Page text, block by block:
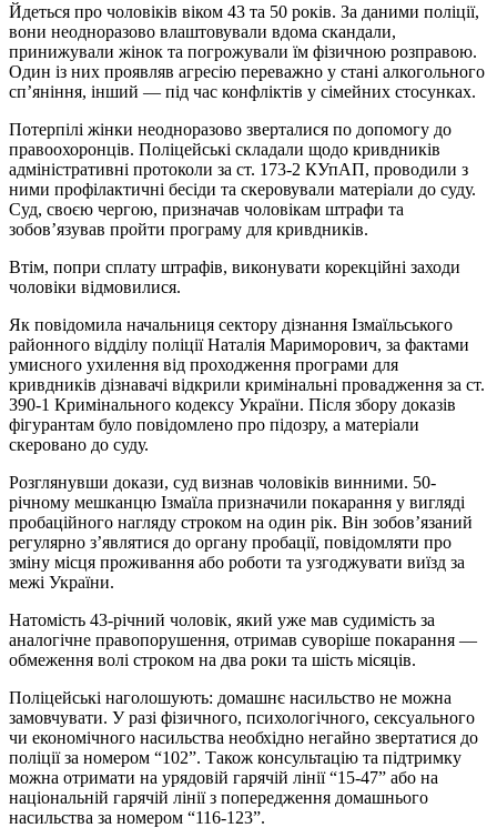
Йдеться про чоловіків віком 43 та 50 років. За даними поліції,
вони неодноразово влаштовували вдома скандали,
принижували жінок та погрожували їм фізичною розправою.
Один із них проявляв агресію переважно у стані алкогольного
сп’яніння, інший — під час конфліктів у сімейних стосунках.
Потерпілі жінки неодноразово зверталися по допомогу до
правоохоронців. Поліцейські складали щодо кривдників
адміністративні протоколи за ст. 173-2 КУпАП, проводили з
ними профілактичні бесіди та скеровували матеріали до суду.
Суд, своєю чергою, призначав чоловікам штрафи та
зобов’язував пройти програму для кривдників.
Втім, попри сплату штрафів, виконувати корекційні заходи
чоловіки відмовилися.
Як повідомила начальниця сектору дізнання Ізмаїльського
районного відділу поліції Наталія Мариморович, за фактами
умисного ухилення від проходження програми для
кривдників дізнавачі відкрили кримінальні провадження за ст.
390-1 Кримінального кодексу України. Після збору доказів
фігурантам було повідомлено про підозру, а матеріали
скеровано до суду.
Розглянувши докази, суд визнав чоловіків винними. 50-
річному мешканцю Ізмаїла призначили покарання у вигляді
пробаційного нагляду строком на один рік. Він зобов’язаний
регулярно з’являтися до органу пробації, повідомляти про
зміну місця проживання або роботи та узгоджувати виїзд за
межі України.
Натомість 43-річний чоловік, який уже мав судимість за
аналогічне правопорушення, отримав суворіше покарання —
обмеження волі строком на два роки та шість місяців.
Поліцейські наголошують: домашнє насильство не можна
замовчувати. У разі фізичного, психологічного, сексуального
чи економічного насильства необхідно негайно звертатися до
поліції за номером “102”. Також консультацію та підтримку
можна отримати на урядовій гарячій лінії “15-47” або на
національній гарячій лінії з попередження домашнього
насильства за номером “116-123”.